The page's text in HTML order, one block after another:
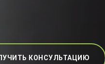
КОНСУЛЬТАЦИЮ